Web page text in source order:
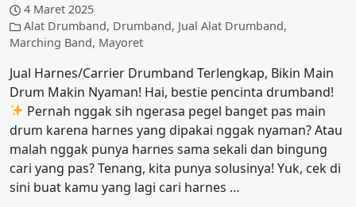
4 Maret 2025
Alat Drumband, Drumband, Jual Alat Drumband,
Marching Band, Mayoret
Jual Harnes/Carrier Drumband Terlengkap, Bikin Main
Drum Makin Nyaman! Hai, bestie pencinta drumband!
Pernah nggak sih ngerasa pegel banget pas main
drum karena harnes yang dipakai nggak nyaman? Atau
malah nggak punya harnes sama sekali dan bingung
cari yang pas? Tenang, kita punya solusinya! Yuk, cek di
sini buat kamu yang lagi cari harnes …